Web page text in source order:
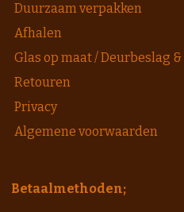
Duurzaam verpakken
Afhalen
Glas op maat / Deurbeslag
Retouren
Privacy
Algemene voorwaarden
Betaalmethoden;